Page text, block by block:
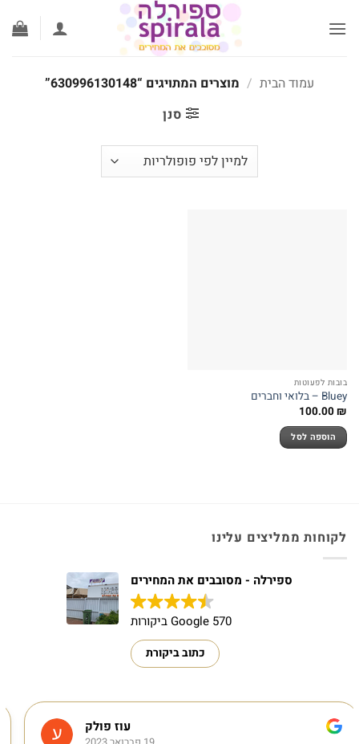
לתוכן
עמוד הבית / מוצרים המתויגים “630996130148”
סנן
בובות לפעוטות
Bluey – בלואי וחברים
100.00₪
הוספה לסל
לקוחות ממליצים עלינו
ספירלה - מסובבים את המחירים
570 Google ביקורות
כתוב ביקורת